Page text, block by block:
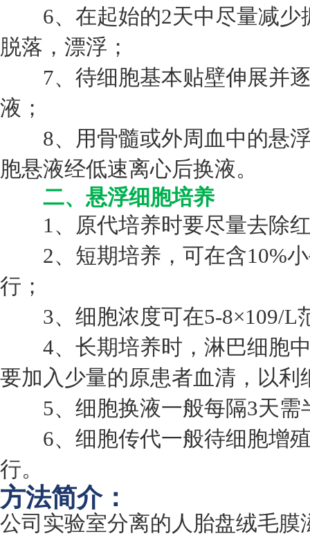
6、在起始的2天中尽量减少
脱落，漂浮；
7、待细胞基本贴壁伸展并逐
液；
8、用骨髓或外周血中的悬浮
胞悬液经低速离心后换液。
二、悬浮细胞培养
1、原代培养时要尽量去除
2、短期培养，可在含10%小
行；
3、细胞浓度可在5-8×109/L
4、长期培养时，淋巴细胞中
要加入少量的原患者血清，以利
5、细胞换液一般每隔3天需
6、细胞传代一般待细胞增殖
行。
方法简介：
公司实验室分离的人胎盘绒毛膜